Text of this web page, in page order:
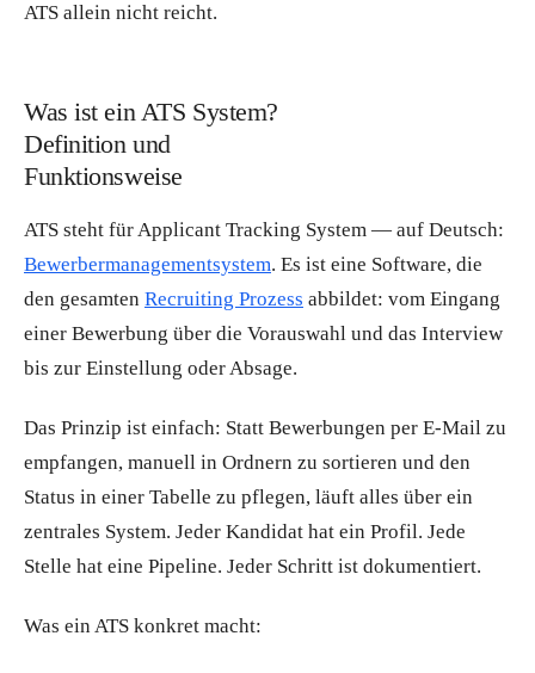
ATS allein nicht reicht.
Was ist ein ATS System?
Definition und
Funktionsweise
ATS steht für Applicant Tracking System — auf Deutsch:
Bewerbermanagementsystem. Es ist eine Software, die
den gesamten Recruiting Prozess abbildet: vom Eingang
einer Bewerbung über die Vorauswahl und das Interview
bis zur Einstellung oder Absage.
Das Prinzip ist einfach: Statt Bewerbungen per E-Mail zu
empfangen, manuell in Ordnern zu sortieren und den
Status in einer Tabelle zu pflegen, läuft alles über ein
zentrales System. Jeder Kandidat hat ein Profil. Jede
Stelle hat eine Pipeline. Jeder Schritt ist dokumentiert.
Was ein ATS konkret macht: